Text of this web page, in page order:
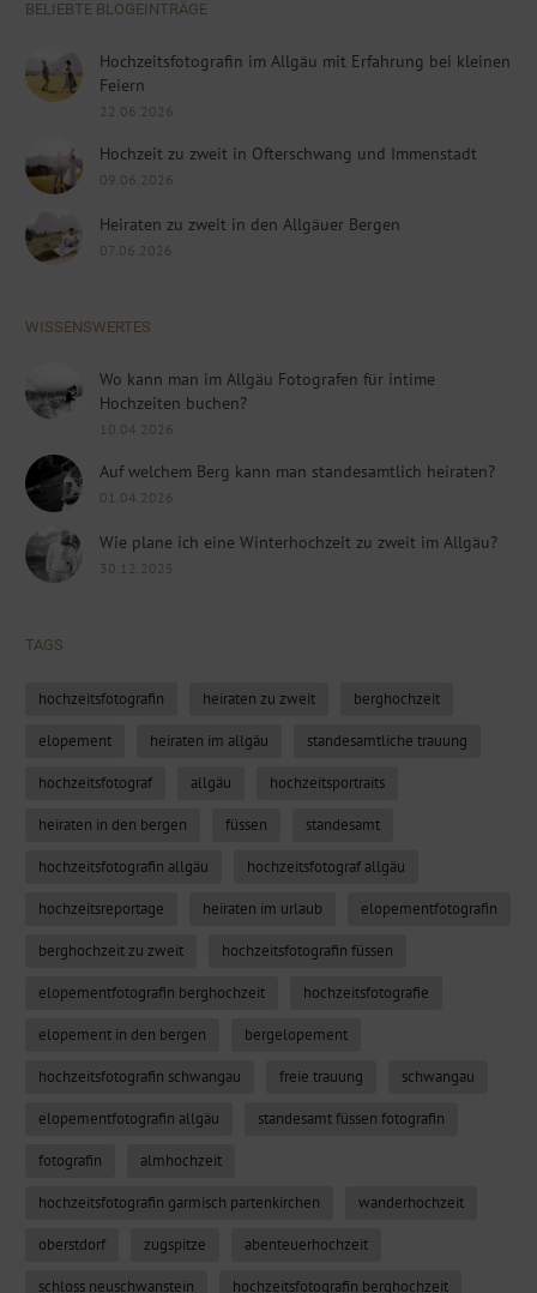
BELIEBTE BLOGEINTRÄGE
Hochzeitsfotografin im Allgäu mit Erfahrung bei kleinen
Feiern
22.06.2026
Hochzeit zu zweit in Ofterschwang und Immenstadt
09.06.2026
Heiraten zu zweit in den Allgäuer Bergen
07.06.2026
WISSENSWERTES
Wo kann man im Allgäu Fotografen für intime
Hochzeiten buchen?
10.04.2026
Auf welchem Berg kann man standesamtlich heiraten?
01.04.2026
Wie plane ich eine Winterhochzeit zu zweit im Allgäu?
30.12.2025
TAGS
hochzeitsfotografin heiraten zu zweit berghochzeit
elopement heiraten im allgäu standesamtliche trauung
hochzeitsfotograf allgäu hochzeitsportraits
heiraten in den bergen füssen standesamt
hochzeitsfotografin allgäu hochzeitsfotograf allgäu
hochzeitsreportage heiraten im urlaub elopementfotografin
berghochzeit zu zweit hochzeitsfotografin füssen
elopementfotografin berghochzeit hochzeitsfotografie
elopement in den bergen bergelopement
hochzeitsfotografin schwangau freie trauung schwangau
elopementfotografin allgäu standesamt füssen fotografin
fotografin almhochzeit
hochzeitsfotografin garmisch partenkirchen wanderhochzeit
oberstdorf zugspitze abenteuerhochzeit
schloss neuschwanstein hochzeitsfotografin berghochzeit